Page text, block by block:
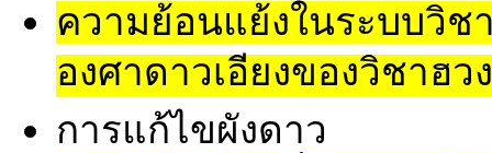
ความย้อนแย้งในระบบวิช
องศาดาวเอียงของวิชาฮว
การแก้ไขผังดาว